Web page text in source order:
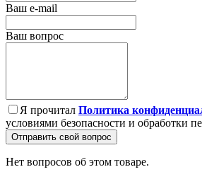
Ваш e-mail
Ваш вопрос
Я прочитал Политика
условиями безопасности и обработки
Отправить свой вопрос
Нет вопросов об этом товаре.